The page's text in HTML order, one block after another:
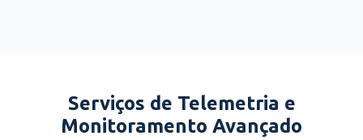
Serviços de Telemetria e
Monitoramento Avançado